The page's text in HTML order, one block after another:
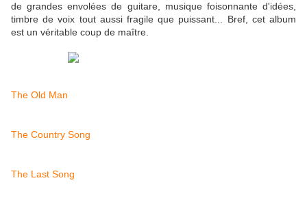
de grandes envolées de guitare, musique foisonnante d'idées,
timbre de voix tout aussi fragile que puissant... Bref, cet album
est un véritable coup de maître.
The Old Man
The Country Song
The Last Song